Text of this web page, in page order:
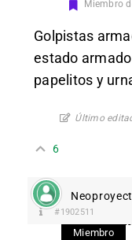
Miembro
Golpistas
estado
papelitos y
Último
6
#1902511
Miembro